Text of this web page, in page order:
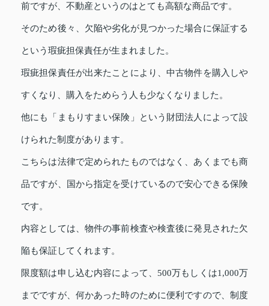
前ですが、不動産というのはとても高額な商品です。
そのため後々、欠陥や劣化が見つかった場合に保証する
という瑕疵担保責任が生まれました。
瑕疵担保責任が出来たことにより、中古物件を購入しや
すくなり、購入をためらう人も少なくなりました。
他にも「まもりすまい保険」という財団法人によって設
けられた制度があります。
こちらは法律で定められたものではなく、あくまでも商
品ですが、国から指定を受けているので安心できる保険
です。
内容としては、物件の事前検査や検査後に発見された欠
陥も保証してくれます。
限度額は申し込む内容によって、500万もしくは1,000万
までですが、何かあった時のために便利ですので、制度